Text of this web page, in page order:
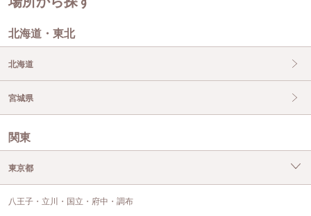
北海道・東北
北海道
宮城県
関東
東京都
八王子・立川・国立・府中・調布